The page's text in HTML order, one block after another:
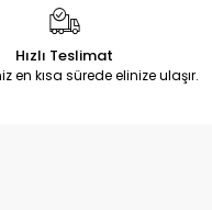
Hızlı Teslimat
en kısa sürede elinize ulaşır.